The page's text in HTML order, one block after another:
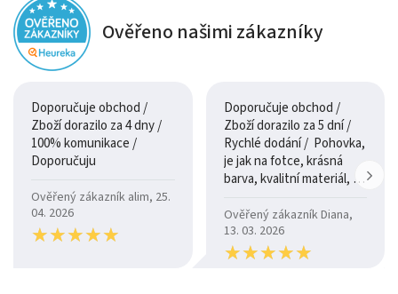
Ověřeno našimi zákazníky
Doporučuje obchod /
Zboží dorazilo za 4 dny /
100% komunikace /
Doporučuju
Ověřený zákazník alim, 25.
04. 2026
★★★★★
★★★★★
Doporučuje obchod /
Zboží dorazilo za 5 dní /
Rychlé dodání / Pohovka,
je jak na fotce, krásná
barva, kvalitní materiál, a
Ověřený zákazník Diana,
13. 03. 2026
★★★★★
★★★★★